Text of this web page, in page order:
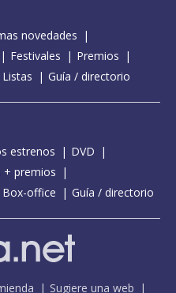
novedades
Festivales
Premios
Listas Guía / directorio
estrenos
DVD
+ premios
Box-office Guía / directorio
Sugiere una web